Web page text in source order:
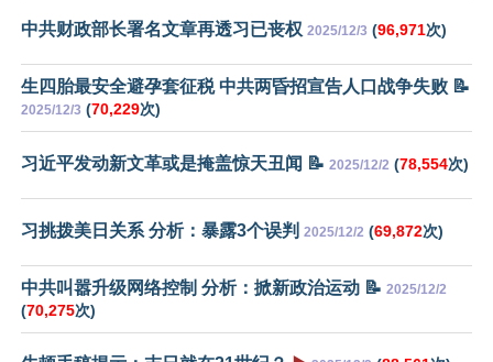
中共财政部长署名文章再透习已丧权 2025/12/3 (96,971次)
生四胎最安全避孕套征税 中共两昏招宣告人口战争失败 📝
2025/12/3 (70,229次)
习近平发动新文革或是掩盖惊天丑闻 📝 2025/12/2 (78,554次)
习挑拨美日关系 分析：暴露3个误判 2025/12/2 (69,872次)
中共叫嚣升级网络控制 分析：掀新政治运动 📝 2025/12/2
(70,275次)